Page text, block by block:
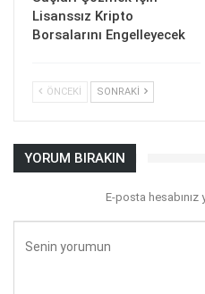
Lisanssız Kripto
Borsalarını Engelleyecek
ÖNCEKI SONRAKI
YORUM BIRAKIN
E-posta hesabınız